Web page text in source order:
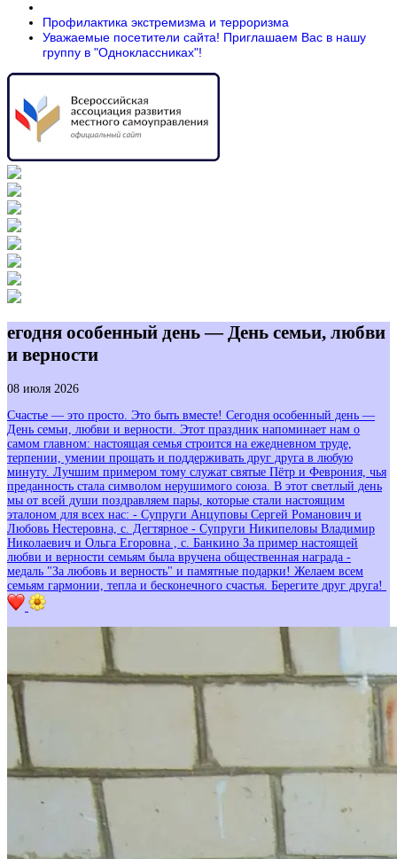
Профилактика экстремизма и терроризма
Уважаемые посетители сайта! Приглашаем Вас в нашу
группу в "Одноклассниках"!
егодня особенный день — День семьи, любви
и верности
08 июля 2026
Счастье — это просто. Это быть вместе! Сегодня особенный день —
День семьи, любви и верности. Этот праздник напоминает нам о
самом главном: настоящая семья строится на ежедневном труде,
терпении, умении прощать и поддерживать друг друга в любую
минуту. Лучшим примером тому служат святые Пётр и Феврония, чья
преданность стала символом нерушимого союза. В этот светлый день
мы от всей души поздравляем пары, которые стали настоящим
эталоном для всех нас: - Супруги Анцуповы Сергей Романович и
Любовь Нестеровна, с. Дегтярное - Супруги Никипеловы Владимир
Николаевич и Ольга Егоровна , с. Банкино За пример настоящей
любви и верности семьям была вручена общественная награда -
медаль "За любовь и верность" и памятные подарки! Желаем всем
семьям гармонии, тепла и бесконечного счастья. Берегите друг друга!